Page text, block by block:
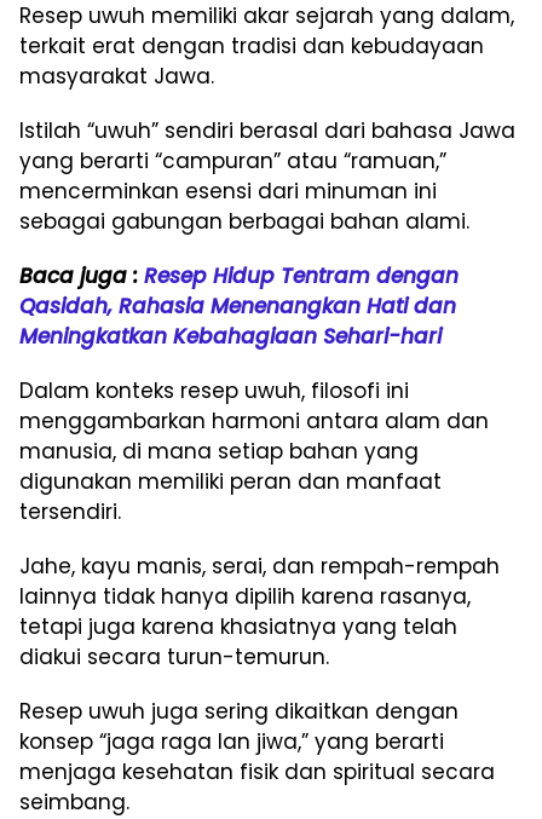
Resep uwuh memiliki akar sejarah yang dalam,
terkait erat dengan tradisi dan kebudayaan
masyarakat Jawa.
Istilah “uwuh” sendiri berasal dari bahasa Jawa
yang berarti “campuran” atau “ramuan,”
mencerminkan esensi dari minuman ini
sebagai gabungan berbagai bahan alami.
Baca juga : Resep Hidup Tentram dengan
Qasidah, Rahasia Menenangkan Hati dan
Meningkatkan Kebahagiaan Sehari-hari
Dalam konteks resep uwuh, filosofi ini
menggambarkan harmoni antara alam dan
manusia, di mana setiap bahan yang
digunakan memiliki peran dan manfaat
tersendiri.
Jahe, kayu manis, serai, dan rempah-rempah
lainnya tidak hanya dipilih karena rasanya,
tetapi juga karena khasiatnya yang telah
diakui secara turun-temurun.
Resep uwuh juga sering dikaitkan dengan
konsep “jaga raga lan jiwa,” yang berarti
menjaga kesehatan fisik dan spiritual secara
seimbang.